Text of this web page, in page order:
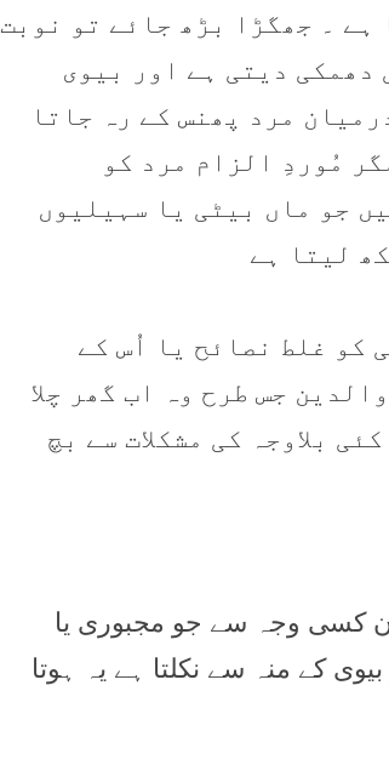
ہے ۔ جھگڑا بڑھ جائے تو نوبت
دھمکی دیتی ہے اور بيوی
مرد پھنس کے رہ جاتا
مُوردِ الزام مرد کو
جو ماں بيٹی یا سہيليوں
ليتا ہے
کو غلط نصائح یا اُس کے
جس طرح وہ اب گھر چلا
بلاوجہ کی مشکلات سے بچ
کسی وجہ سے جو مجبوری يا
کے منہ سے نکلتا ہے يہ ہوتا